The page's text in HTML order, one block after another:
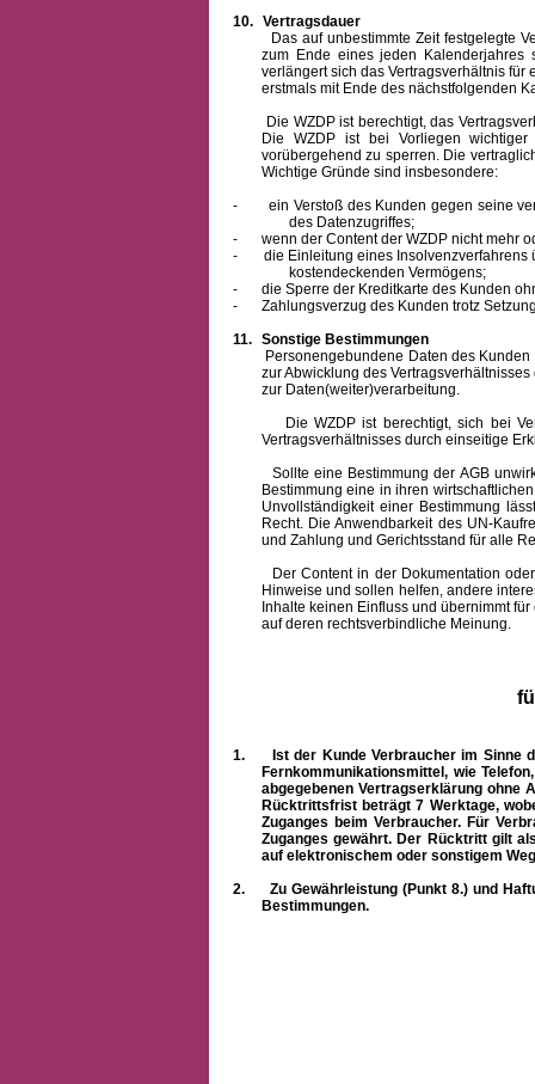
10. Vertragsdauer
Das auf unbestimmte Zeit festgelegte
zum Ende eines jeden Kalenderjahres
verlängert sich das Vertragsverhältnis
erstmals mit Ende des nächstfolgenden
Die WZDP ist berechtigt, das
Die WZDP ist bei Vorliegen
vorübergehend zu sperren. Die
Wichtige Gründe sind insbesondere:
-
ein Verstoß des Kunden gegen seine
des Datenzugriffes;
-
wenn der Content der WZDP nicht mehr
-
die Einleitung eines
kostendeckenden Vermögens;
-
die Sperre der Kreditkarte des Kunden
-
Zahlungsverzug des Kunden trotz
11. Sonstige Bestimmungen
Personengebundene Daten des Kunden
zur Abwicklung des
zur Daten(weiter)verarbeitung.
Die WZDP ist berechtigt, sich bei
Vertragsverhältnisses durch einseitige
Sollte eine Bestimmung der AGB
Bestimmung eine in ihren
Unvollständigkeit einer Bestimmung
Recht. Die Anwendbarkeit des UN-
und Zahlung und Gerichtsstand für alle
Der Content in der Dokumentation oder
Hinweise und sollen helfen, andere
Inhalte keinen Einfluss und übernimmt
auf deren rechtsverbindliche Meinung.
1.
Ist der Kunde Verbraucher im Sinne
Fernkommunikationsmittel, wie
abgegebenen Vertragserklärung ohne
Rücktrittsfrist beträgt 7 Werktage,
Zuganges beim Verbraucher. Für
Zuganges gewährt. Der Rücktritt gilt
auf elektronischem oder sonstigem
2.
Zu Gewährleistung (Punkt 8.) und
Bestimmungen.